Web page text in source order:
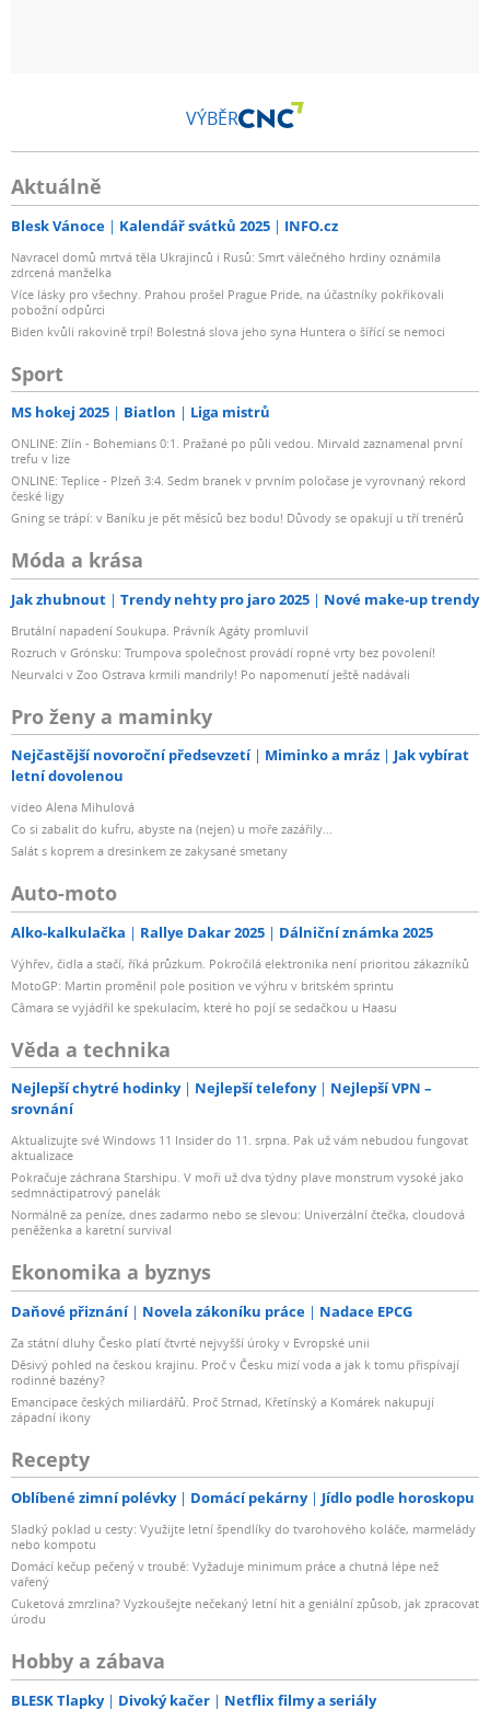
VÝBĚR
Aktuálně
Blesk Vánoce Kalendář svátků 2025 INFO.cz
Navracel domů mrtvá těla Ukrajinců i Rusů: Smrt válečného hrdiny oznámila
zdrcená manželka
Více lásky pro všechny. Prahou prošel Prague Pride, na účastníky pokřikovali
pobožní odpůrci
Biden kvůli rakovině trpí! Bolestná slova jeho syna Huntera o šířící se nemoci
Sport
MS hokej 2025 Biatlon Liga mistrů
ONLINE: Zlín - Bohemians 0:1. Pražané po půli vedou. Mirvald zaznamenal první
trefu v lize
ONLINE: Teplice - Plzeň 3:4. Sedm branek v prvním poločase je vyrovnaný rekord
české ligy
Gning se trápí: v Baníku je pět měsíců bez bodu! Důvody se opakují u tří trenérů
Móda a krása
Jak zhubnout Trendy nehty pro jaro 2025 Nové make-up trendy
Brutální napadení Soukupa. Právník Agáty promluvil
Rozruch v Grónsku: Trumpova společnost provádí ropné vrty bez povolení!
Neurvalci v Zoo Ostrava krmili mandrily! Po napomenutí ještě nadávali
Pro ženy a maminky
Nejčastější novoroční předsevzetí Miminko a mráz
Jak vybírat
letní dovolenou
video Alena Mihulová
Co si zabalit do kufru, abyste na (nejen) u moře zazářily...
Salát s koprem a dresinkem ze zakysané smetany
Auto-moto
Alko-kalkulačka Rallye Dakar 2025 Dálniční známka 2025
Výhřev, čidla a stačí, říká průzkum. Pokročilá elektronika není prioritou zákazníků
MotoGP: Martin proměnil pole position ve výhru v britském sprintu
Câmara se vyjádřil ke spekulacím, které ho pojí se sedačkou u Haasu
Věda a technika
Nejlepší chytré hodinky Nejlepší telefony
Nejlepší VPN –
srovnání
Aktualizujte své Windows 11 Insider do 11. srpna. Pak už vám nebudou fungovat
aktualizace
Pokračuje záchrana Starshipu. V moři už dva týdny plave monstrum vysoké jako
sedmnáctipatrový panelák
Normálně za peníze, dnes zadarmo nebo se slevou: Univerzální čtečka, cloudová
peněženka a karetní survival
Ekonomika a byznys
Daňové přiznání Novela zákoníku práce Nadace EPCG
Za státní dluhy Česko platí čtvrté nejvyšší úroky v Evropské unii
Děsivý pohled na českou krajinu. Proč v Česku mizí voda a jak k tomu přispívají
rodinné bazény?
Emancipace českých miliardářů. Proč Strnad, Křetínský a Komárek nakupují
západní ikony
Recepty
Oblíbené zimní polévky Domácí pekárny Jídlo podle horoskopu
Sladký poklad u cesty: Využijte letní špendlíky do tvarohového koláče, marmelády
nebo kompotu
Domácí kečup pečený v troubě: Vyžaduje minimum práce a chutná lépe než
vařený
Cuketová zmrzlina? Vyzkoušejte nečekaný letní hit a geniální způsob, jak zpracovat
úrodu
Hobby a zábava
BLESK Tlapky Divoký kačer Netflix filmy a seriály